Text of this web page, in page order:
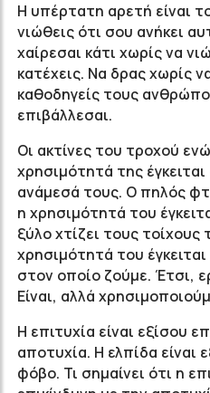
Η υπέρτατη αρετή είναι
νιώθεις ότι σου ανήκει
χαίρεσαι κάτι χωρίς να
κατέχεις. Να δρας χωρίς
καθοδηγείς τους
επιβάλλεσαι.
Οι ακτίνες του τροχού
χρησιμότητά της
ανάμεσά τους. Ο πηλός
η χρησιμότητά του
ξύλο χτίζει τους τοίχους
χρησιμότητά του
στον οποίο ζούμε. Έτσι,
Είναι, αλλά
Η επιτυχία είναι εξίσου
αποτυχία. Η ελπίδα είναι
φόβο. Τι σημαίνει ότι η